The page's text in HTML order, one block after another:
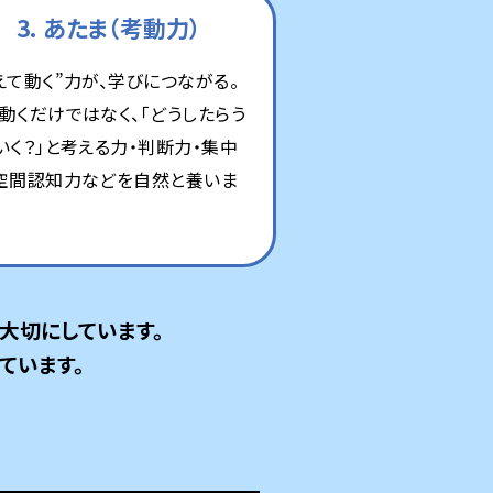
3. あたま（考動力）
動く”力が、学びにつながる。
くだけではなく、「どうしたらう
く？」と考える力・判断力・集中
間認知力などを自然と養いま
切にしています。
ます。